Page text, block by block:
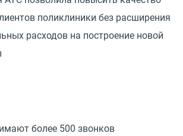
поликлиники без расширения
расходов на построение новой
более 500 звонков